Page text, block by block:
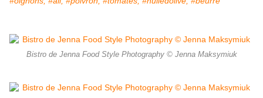
Bistro de Jenna Food Style Photography © Jenna Maksymiuk